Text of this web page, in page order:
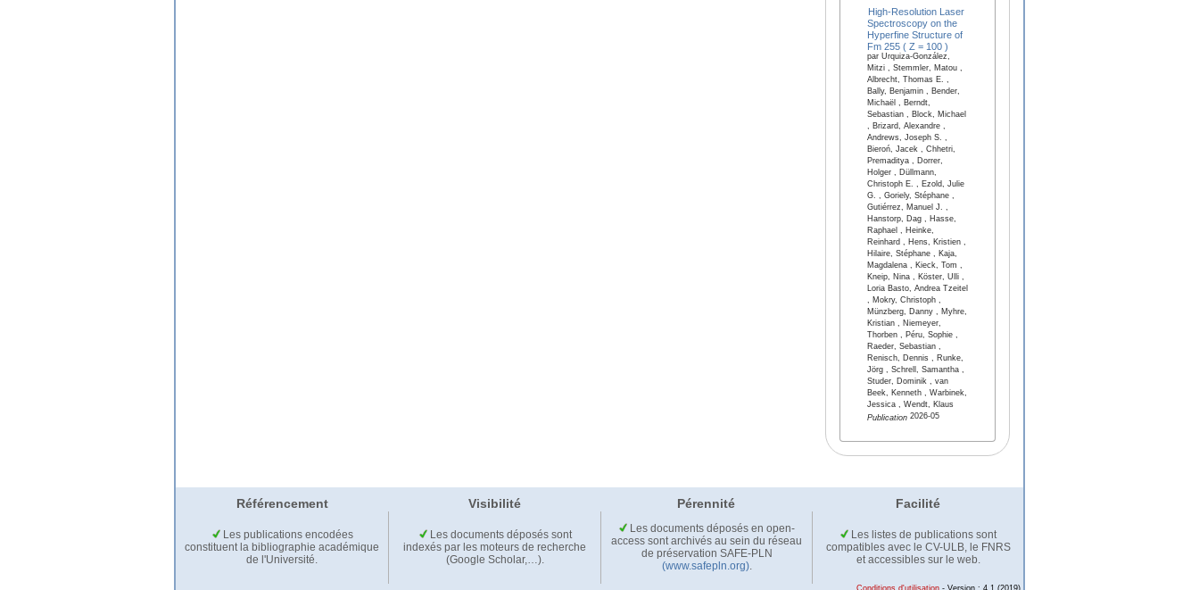
High-Resolution Laser
Spectroscopy on the
Hyperfine Structure of
Fm 255 ( Z = 100 )
par Urquiza-González,
Mitzi , Stemmler, Matou ,
Albrecht, Thomas E. ,
Bally, Benjamin , Bender,
Michaël , Berndt,
Sebastian , Block, Michael
, Brizard, Alexandre ,
Andrews, Joseph S. ,
Bieroń, Jacek , Chhetri,
Premaditya , Dorrer,
Holger , Düllmann,
Christoph E. , Ezold, Julie
G. , Goriely, Stéphane ,
Gutiérrez, Manuel J. ,
Hanstorp, Dag , Hasse,
Raphael , Heinke,
Reinhard , Hens, Kristien ,
Hilaire, Stéphane , Kaja,
Magdalena , Kieck, Tom ,
Kneip, Nina , Köster, Ulli ,
Loria Basto, Andrea Tzeitel
, Mokry, Christoph ,
Münzberg, Danny , Myhre,
Kristian , Niemeyer,
Thorben , Péru, Sophie ,
Raeder, Sebastian ,
Renisch, Dennis , Runke,
Jörg , Schrell, Samantha ,
Studer, Dominik , van
Beek, Kenneth , Warbinek,
Jessica , Wendt, Klaus
Publication2026-05
Référencement Visibilité Pérennité Facilité
Les publications encodées
constituent la bibliographie académique
de l'Université.
Les documents déposés sont
indexés par les moteurs de recherche
(Google Scholar,…).
Les documents déposés en open-
access sont archivés au sein du réseau
de préservation SAFE-PLN
(www.safepln.org).
Les listes de publications sont
compatibles avec le CV-ULB, le FNRS
et accessibles sur le web.